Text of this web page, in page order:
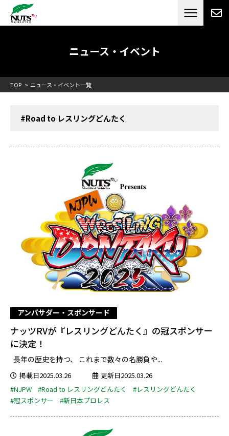
日本最大級のキャンピングカーメーカー
RV[テレビCM放送]
ニュース・イベント
TOP ニュース・イベント一覧
#Road to レスリングどんたく
アンバサダー・スポンサード
ナッツRVが『レスリングどんたく』の冠スポンサー
に決定！
長年の歴史を持つ、 これまで数々の名勝負や...
掲載日2025.03.26
更新日2025.03.26
#NJPW
#Road to レスリングどんたく
#レスリングどんたく
#冠スポンサー
#新日本プロレス